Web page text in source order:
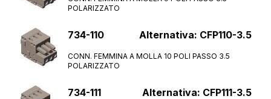
POLARIZZATO
734-110 Alternativa: CFP110-3.5
CONN. FEMMINA A MOLLA 10 POLI PASSO 3.5
POLARIZZATO
734-111 Alternativa: CFP111-3.5